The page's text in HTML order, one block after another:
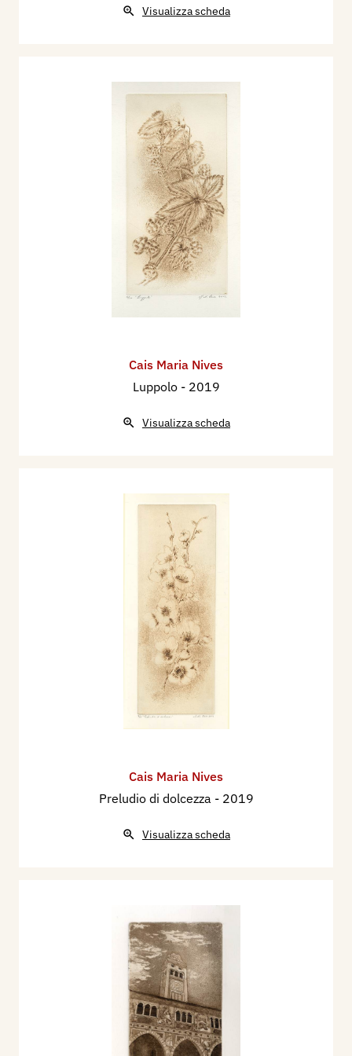
Visualizza scheda
Cais Maria Nives
Luppolo - 2019
Visualizza scheda
Cais Maria Nives
Preludio di dolcezza - 2019
Visualizza scheda